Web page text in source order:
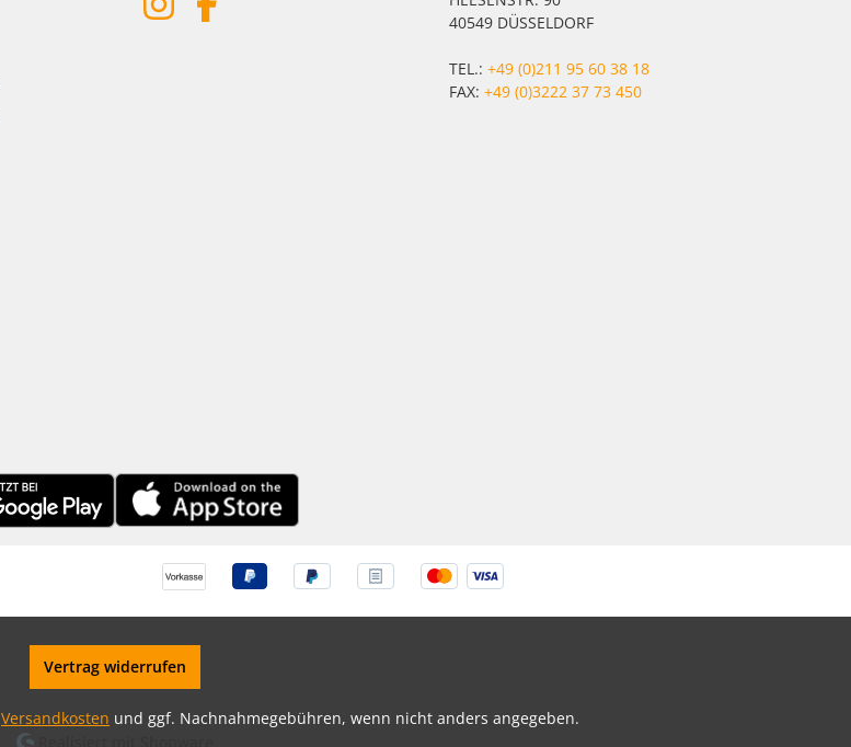
40549 DÜSSELDORF
TEL.: +49 (0)211 95 60 38 18
FAX: +49 (0)3222 37 73 450
Vertrag widerrufen
Versandkosten und ggf. Nachnahmegebühren, wenn nicht anders angegeben.